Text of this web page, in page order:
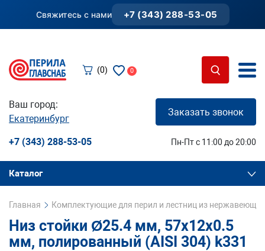
Свяжитесь с нами +7 (343) 288-53-05
(0) 0
Ваш город:
Екатеринбург
Заказать звонок
+7 (343) 288-53-05 Пн-Пт с 11:00 до 20:00
Каталог
Главная Комплектующие для перил и лестниц из
Низ стойки Ø25.4 мм, 57х12х0.5
мм, полированный (AISI 304) k331